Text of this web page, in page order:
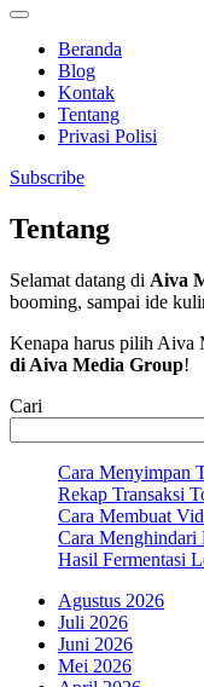
Enter)
Beranda
Blog
Kontak
Tentang
Privasi Polisi
Subscribe
Tentang
Selamat datang di Aiva
booming, sampai ide
Kenapa harus pilih Aiva
di Aiva Media Group!
Cari
Cara Menyimpan
Rekap Transaksi
Cara Membuat
Cara Menghindari
Hasil Fermentasi
Agustus 2026
Juli 2026
Juni 2026
Mei 2026